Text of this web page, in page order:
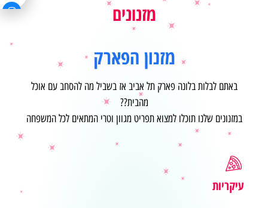
מזנונים
מזנון הפארק
באתם לבלות בלונה פארק תל אביב אז בשביל מה להסחב עם אוכל
מהבית??
במזנונים שלנו תוכלו למצוא תפריט מגוון וטרי המתאים לכל המשפחה
עיקריות